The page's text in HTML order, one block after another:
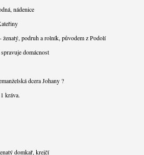
nádenice
podruh a rolník, původem z Podolí
domácnost
dcera Johany ?
kráva.
domkař, krejčí